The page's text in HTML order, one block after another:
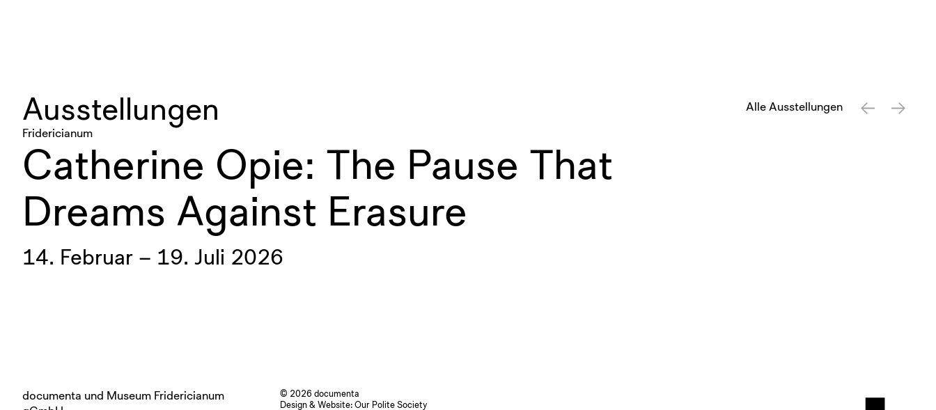
Ausstellungen
Alle Ausstellungen
Fridericianum
Catherine Opie: The Pause That
Dreams Against Erasure
14. Februar – 19. Juli 2026
documenta und Museum Fridericianum
© 2026 documenta
Design & Website:Our Polite Society